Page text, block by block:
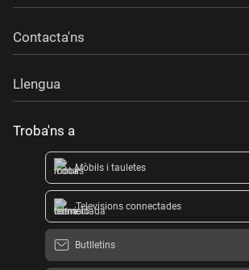
Contacta'ns
Llengua
Troba'ns a
Mòbils i tauletes
Televisions connectades
Butlletins